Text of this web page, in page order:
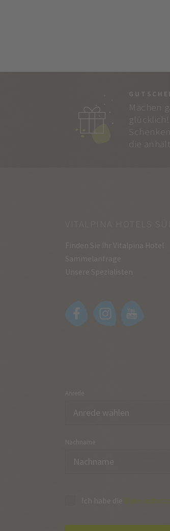
Machen
glücklich!
die
VITALPINA HOTELS
Finden Sie Ihr Vitalpina Hotel
Sammelanfrage
Unsere Spezialisten
Anrede
Nachname
Ich habe die